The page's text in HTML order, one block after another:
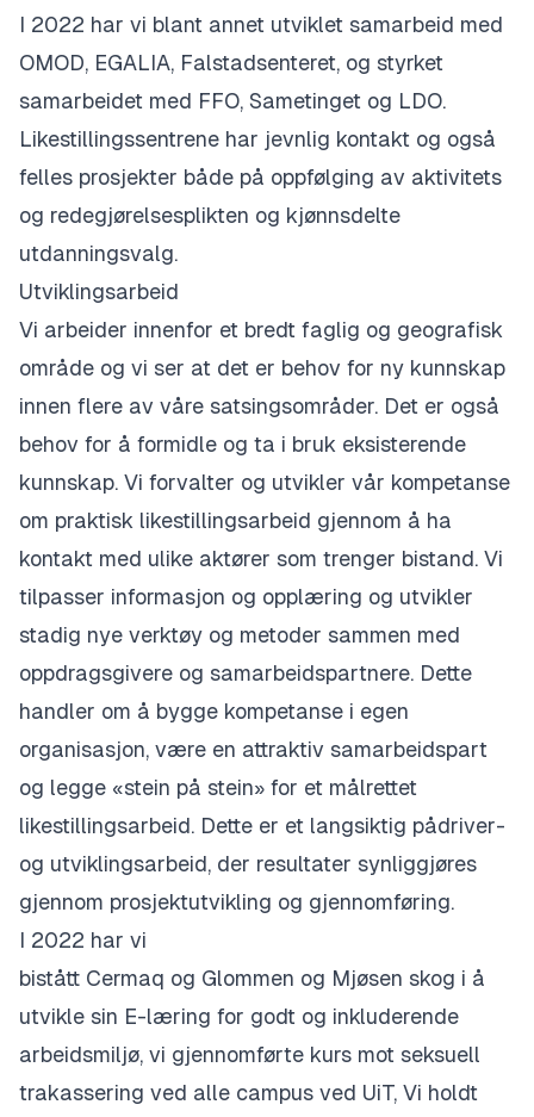
I 2022 har vi blant annet utviklet samarbeid med
OMOD, EGALIA, Falstadsenteret, og styrket
samarbeidet med FFO, Sametinget og LDO.
Likestillingssentrene har jevnlig kontakt og også
felles prosjekter både på oppfølging av aktivitets
og redegjørelsesplikten og kjønnsdelte
utdanningsvalg.
Utviklingsarbeid
​Vi arbeider innenfor et bredt faglig og geografisk
område og vi ser at det er behov for ny kunnskap
innen flere av våre satsingsområder. Det er også
behov for å formidle og ta i bruk eksisterende
kunnskap. Vi forvalter og utvikler vår kompetanse
om praktisk likestillingsarbeid gjennom å ha
kontakt med ulike aktører som trenger bistand. Vi
tilpasser informasjon og opplæring og utvikler
stadig nye verktøy og metoder sammen med
oppdragsgivere og samarbeidspartnere. Dette
handler om å bygge kompetanse i egen
organisasjon, være en attraktiv samarbeidspart
og legge «stein på stein» for et målrettet
likestillingsarbeid. Dette er et langsiktig pådriver-
og utviklingsarbeid, der resultater synliggjøres
gjennom prosjektutvikling og gjennomføring.
I 2022 har vi
bistått Cermaq og Glommen og Mjøsen skog i å
utvikle sin E-læring for godt og inkluderende
arbeidsmiljø, vi gjennomførte kurs mot seksuell
trakassering ved alle campus ved UiT, Vi holdt